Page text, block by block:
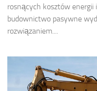
rosnących kosztów
budownictwo pasywne
rozwiązaniem....